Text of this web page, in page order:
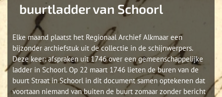
buurtladder van Schoorl
Elke maand plaatst het Regionaal Archief Alkmaar een
bijzonder archiefstuk uit de collectie in de schijnwerpers.
Deze keer: afspraken uit 1746 over een gemeenschappelijke
ladder in Schoorl. Op 22 maart 1746 lieten de buren van de
buurt Straat in Schoorl in dit document samen optekenen dat
voortaan niemand van buiten de buurt zomaar zonder bericht